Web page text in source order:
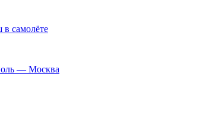
в самолёте
— Москва